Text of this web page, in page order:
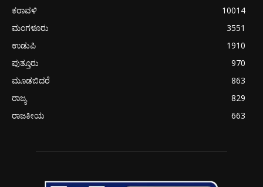
ಕರಾವಳಿ
10014
ಮಂಗಳೂರು
3551
ಉಡುಪಿ
1910
ಪುತ್ತೂರು
970
ಮೂಡಬಿದರೆ
863
ರಾಜ್ಯ
829
ರಾಜಕೀಯ
663